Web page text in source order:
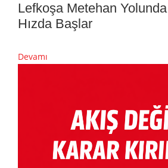
Lefkoşa Metehan
Hızda Başlar
Devamı